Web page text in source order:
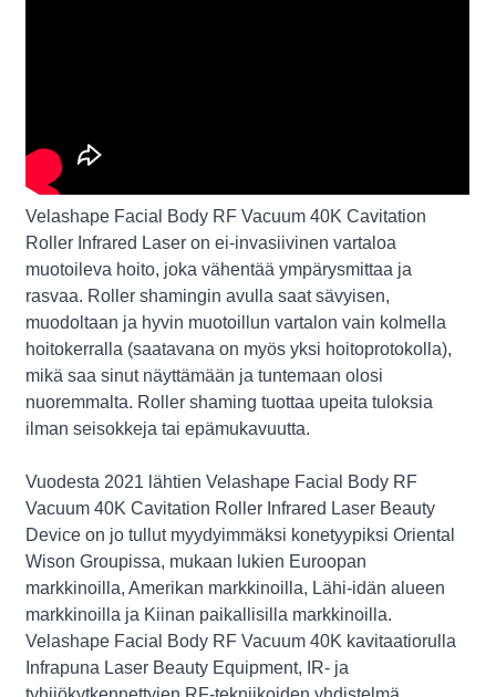
Velashape Facial Body RF Vacuum 40K Cavitation
Roller Infrared Laser on ei-invasiivinen vartaloa
muotoileva hoito, joka vähentää ympärysmittaa ja
rasvaa. Roller shamingin avulla saat sävyisen,
muodoltaan ja hyvin muotoillun vartalon vain kolmella
hoitokerralla (saatavana on myös yksi hoitoprotokolla),
mikä saa sinut näyttämään ja tuntemaan olosi
nuoremmalta. Roller shaming tuottaa upeita tuloksia
ilman seisokkeja tai epämukavuutta.
Vuodesta 2021 lähtien Velashape Facial Body RF
Vacuum 40K Cavitation Roller Infrared Laser Beauty
Device on jo tullut myydyimmäksi konetyypiksi Oriental
Wison Groupissa, mukaan lukien Euroopan
markkinoilla, Amerikan markkinoilla, Lähi-idän alueen
markkinoilla ja Kiinan paikallisilla markkinoilla.
Velashape Facial Body RF Vacuum 40K kavitaatiorulla
Infrapuna Laser Beauty Equipment, IR- ja